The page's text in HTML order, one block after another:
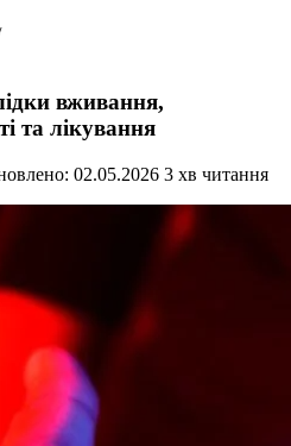
вживання,
та лікування
02.05.2026 3 хв читання